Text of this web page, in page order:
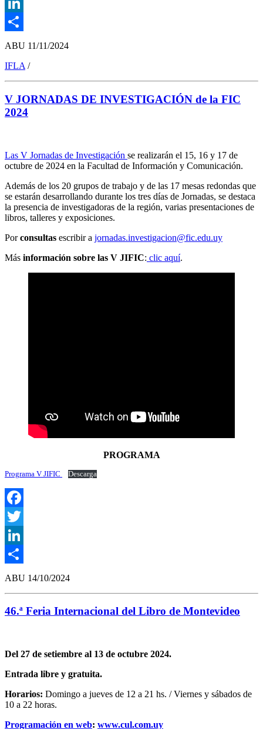
Twitter
LinkedIn
Compartir
ABU 11/11/2024
IFLA /
V JORNADAS DE INVESTIGACIÓN de la FIC
2024
Las V Jornadas de Investigación se realizarán el 15, 16 y 17 de
octubre de 2024 en la Facultad de Información y Comunicación.
Además de los 20 grupos de trabajo y de las 17 mesas redondas que
se estarán desarrollando durante los tres días de Jornadas, se destaca
la presencia de investigadoras de la región, varias presentaciones de
libros, talleres y exposiciones.
Porconsultas escribir a jornadas.investigacion@fic.edu.uy
Más información sobre las V JIFIC: clic aquí.
PROGRAMA
Programa V JIFIC Descarga
Facebook
Twitter
LinkedIn
Compartir
ABU 14/10/2024
46.ª Feria Internacional del Libro de Montevideo
Del 27 de setiembre al 13 de octubre 2024.
Entrada libre y gratuita.
Horarios: Domingo a jueves de 12 a 21 hs. / Viernes y sábados de
10 a 22 horas.
Programación en web: www.cul.com.uy